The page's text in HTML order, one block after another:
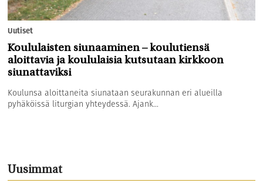
Uutiset
Koululaisten siunaaminen – koulutiensä
aloittavia ja koululaisia kutsutaan kirkkoon
siunattaviksi
Koulunsa aloittaneita siunataan seurakunnan eri alueilla
pyhäköissä liturgian yhteydessä. Ajank...
Uusimmat